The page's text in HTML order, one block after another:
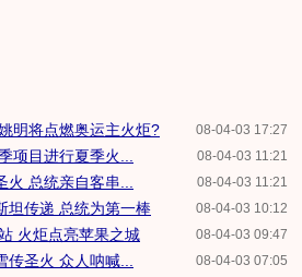
08-04-03 17:27
明将点燃奥运主火炬?
08-04-03 11:21
项目进行夏季火...
08-04-03 11:21
总统亲自客串...
08-04-03 10:12
坦传递 总统为第一棒
08-04-03 09:47
火炬点亮苹果之城
08-04-03 07:05
圣火 众人呐喊...